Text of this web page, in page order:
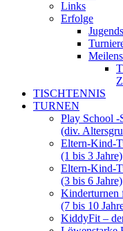
Links
Erfolge
TISCHTENNIS
TURNEN
Play School -
(div.
Eltern-Kind-
(1 bis 3 Jahre)
Eltern-Kind-
(3 bis 6 Jahre)
Kinderturnen
(7 bis 10
KiddyFit –